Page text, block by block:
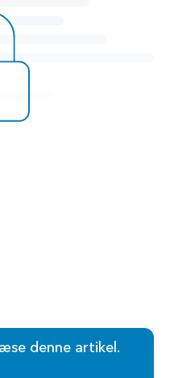
denne artikel.